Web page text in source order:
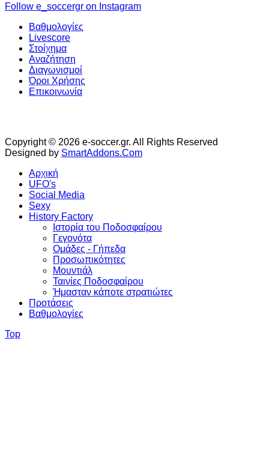
Follow e_soccergr on Instagram
Βαθμολογίες
Livescore
Στοίχημα
Αναζήτηση
Διαγωνισμοί
Όροι Χρήσης
Επικοινωνία
Copyright © 2026 e-soccer.gr. All Rights Reserved
Designed by SmartAddons.Com
Αρχική
UFO's
Social Media
Sexy
History Factory
Ιστορία του Ποδοσφαίρου
Γεγονότα
Ομάδες - Γήπεδα
Προσωπικότητες
Μουντιάλ
Ταινίες Ποδοσφαίρου
Ήμασταν κάποτε στρατιώτες
Προτάσεις
Βαθμολογίες
Top